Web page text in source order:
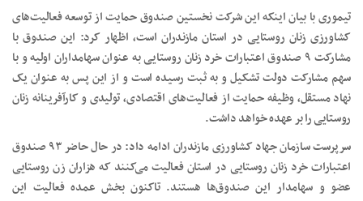
تیموری با بیان اینکه این شرکت نخستین صندوق حمایت از توسعه فعالیت‌های
کشاورزی زنان روستایی در استان مازندران است، اظهار کرد: این صندوق با
مشارکت ۹ صندوق اعتبارات خرد زنان روستایی به عنوان سهامداران اولیه و با
سهم مشارکت دولت تشکیل و به ثبت رسیده است و از این پس به عنوان یک
نهاد مستقل، وظیفه حمایت از فعالیت‌های اقتصادی، تولیدی و کارآفرینانه زنان
روستایی را بر عهده خواهد داشت.
سرپرست سازمان جهاد کشاورزی مازندران ادامه داد: در حال حاضر ۹۳ صندوق
اعتبارات خرد زنان روستایی در استان فعالیت می‌کنند که هزاران زن روستایی
عضو و سهامدار این صندوق‌ها هستند. تاکنون بخش عمده فعالیت این